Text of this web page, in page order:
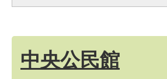
中央公民館